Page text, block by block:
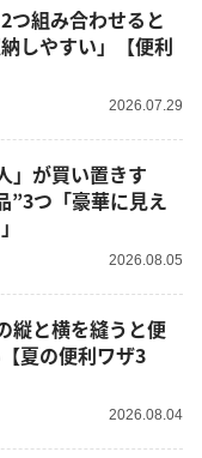
つ組み合わせると
しやすい」【便利
2026.07.29
”3つ「豪華に見え
2026.08.05
夏の便利ワザ3
2026.08.04